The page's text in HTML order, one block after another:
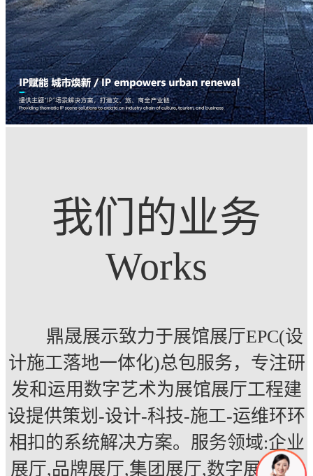
我们的业务
Works
鼎晟展示致力于展馆展厅EPC(设
计施工落地一体化)总包服务，专注研
发和运用数字艺术为展馆展厅工程建
设提供策划-设计-科技-施工-运维环环
相扣的系统解决方案。服务领域:企业
展厅,品牌展厅,集团展厅,数字展厅,多